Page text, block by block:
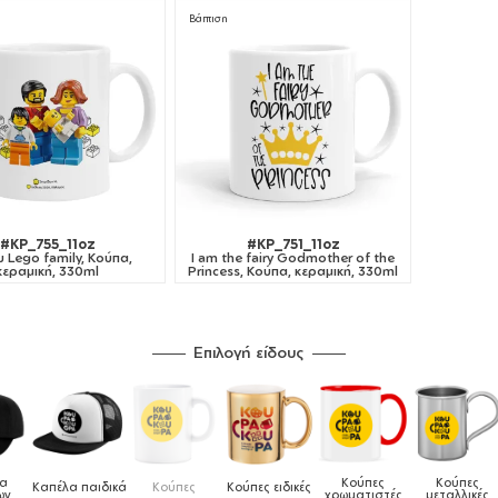
#KP_755_11oz
Lego family, Κούπα,
330ml
Βάπτιση
#KP_751_11oz
I am the fairy Godmother of the
Princess, Κούπα, κεραμική, 330ml
Επιλογή είδους
Καπέλα παιδικά Κούπες Κούπες ειδικές Κούπες
χρωματιστές
Κούπες
μεταλλικές